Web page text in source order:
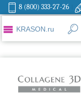
8 (800) 333-27-26
KRASON.ru